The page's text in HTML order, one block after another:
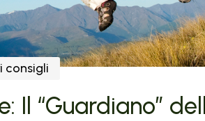
consigli
Il “Guardiano”